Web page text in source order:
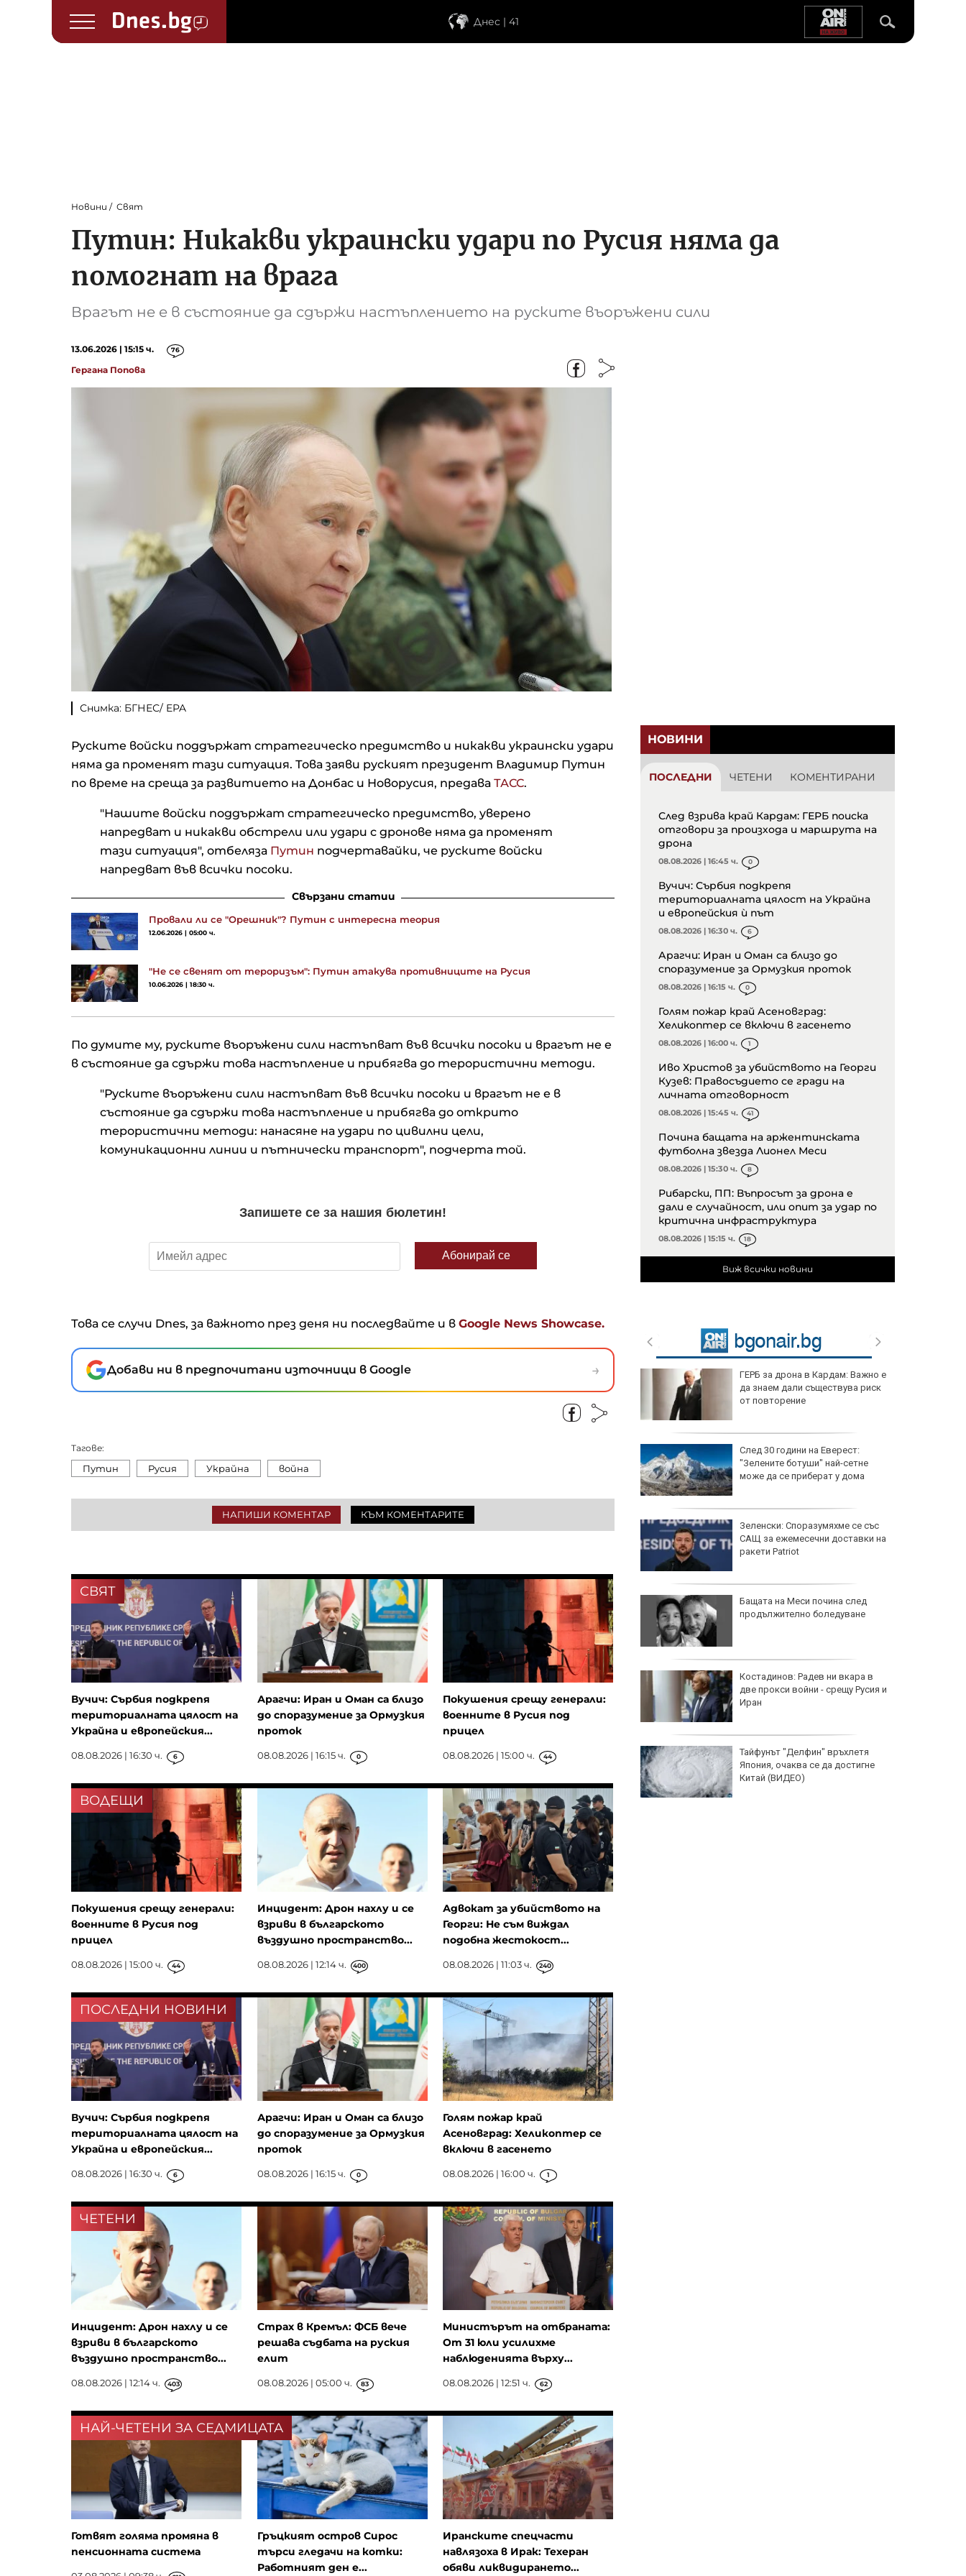
Днес | 41
Новини Свят
Путин: Никакви украински удари по Русия няма да
помогнат на врага
Врагът не е в състояние да сдържи настъплението на руските въоръжени сили
13.06.2026 | 15:15 ч. 76
Гергана Попова
Снимка: БГНЕС/ EPA
Руските войски поддържат стратегическо предимство и никакви украински удари
няма да променят тази ситуация. Това заяви руският президент Владимир Путин
по време на среща за развитието на Донбас и Новорусия, предава ТАСС.
"Нашите войски поддържат стратегическо предимство, уверено
напредват и никакви обстрели или удари с дронове няма да променят
тази ситуация", отбеляза Путин подчертавайки, че руските войски
напредват във всички посоки.
Свързани статии
Провали ли се "Орешник"? Путин с интересна теория
12.06.2026 | 05:00 ч.
"Не се свенят от тероризъм": Путин атакува противниците на Русия
10.06.2026 | 18:30 ч.
По думите му, руските въоръжени сили настъпват във всички посоки и врагът не е
в състояние да сдържи това настъпление и прибягва до терористични методи.
"Руските въоръжени сили настъпват във всички посоки и врагът не е в
състояние да сдържи това настъпление и прибягва до открито
терористични методи: нанасяне на удари по цивилни цели,
комуникационни линии и пътнически транспорт", подчерта той.
Това се случи Dnes, за важното през деня ни последвайте и в Google News Showcase.
Добави ни в предпочитани източници в Google →
Тагове:
Путин Русия Украйна война
НАПИШИ КОМЕНТАР КЪМ КОМЕНТАРИТЕ
НОВИНИ
ПОСЛЕДНИ ЧЕТЕНИ КОМЕНТИРАНИ
След взрива край Кардам: ГЕРБ поиска
отговори за произхода и маршрута на
дрона
08.08.2026 | 16:45 ч. 0
Вучич: Сърбия подкрепя
териториалната цялост на Украйна
и европейския ѝ път
08.08.2026 | 16:30 ч. 6
Арагчи: Иран и Оман са близо до
споразумение за Ормузкия проток
08.08.2026 | 16:15 ч. 0
Голям пожар край Асеновград:
Хеликоптер се включи в гасенето
08.08.2026 | 16:00 ч. 1
Иво Христов за убийството на Георги
Кузев: Правосъдието се гради на
личната отговорност
08.08.2026 | 15:45 ч. 41
Почина бащата на аржентинската
футболна звезда Лионел Меси
08.08.2026 | 15:30 ч. 8
Рибарски, ПП: Въпросът за дрона е
дали е случайност, или опит за удар по
критична инфраструктура
08.08.2026 | 15:15 ч. 18
Виж всички новини
Енергийният бизнес на Huawei
Зеленски от Белград: Украйна
Финландия разработи пясъчна
батерия, в която няма
редкоземни елементи
Страните в Прибалтика се
съветския режим в технологични
хъбове
Турция ограничава
корабоплаването в Черно море
ГЕРБ за дрона в Кардам: Важно е
да знаем дали съществува риск
от повторение
След 30 години на Еверест:
"Зелените ботуши" най-сетне
може да се приберат у дома
Зеленски: Споразумяхме се със
САЩ за ежемесечни доставки на
ракети Patriot
Бащата на Меси почина след
продължително боледуване
Костадинов: Радев ни вкара в
две прокси войни - срещу Русия и
Иран
Тайфунът "Делфин" връхлетя
Япония, очаква се да достигне
Китай (ВИДЕО)
СВЯТ
Вучич: Сърбия подкрепя
териториалната цялост на
Украйна и европейския...
08.08.2026 | 16:30 ч. 6
Арагчи: Иран и Оман са близо
до споразумение за Ормузкия
проток
08.08.2026 | 16:15 ч. 0
Покушения срещу генерали:
военните в Русия под
прицел
08.08.2026 | 15:00 ч. 44
ВОДЕЩИ
Покушения срещу генерали:
военните в Русия под
прицел
08.08.2026 | 15:00 ч. 44
Инцидент: Дрон нахлу и се
взриви в българското
въздушно пространство...
08.08.2026 | 12:14 ч. 400
Адвокат за убийството на
Георги: Не съм виждал
подобна жестокост...
08.08.2026 | 11:03 ч. 240
ПОСЛЕДНИ НОВИНИ
Вучич: Сърбия подкрепя
териториалната цялост на
Украйна и европейския...
08.08.2026 | 16:30 ч. 6
Арагчи: Иран и Оман са близо
до споразумение за Ормузкия
проток
08.08.2026 | 16:15 ч. 0
Голям пожар край
Асеновград: Хеликоптер се
включи в гасенето
08.08.2026 | 16:00 ч. 1
ЧЕТЕНИ
Инцидент: Дрон нахлу и се
взриви в българското
въздушно пространство...
08.08.2026 | 12:14 ч. 403
Страх в Кремъл: ФСБ вече
решава съдбата на руския
елит
08.08.2026 | 05:00 ч. 83
Министърът на отбраната:
От 31 юли усилихме
наблюденията върху...
08.08.2026 | 12:51 ч. 62
НАЙ-ЧЕТЕНИ ЗА СЕДМИЦАТА
Готвят голяма промяна в
пенсионната система
Гръцкият остров Сирос
търси гледачи на котки:
Работният ден е...
Иранските спецчасти
навлязоха в Ирак: Техеран
обяви ликвидирането...